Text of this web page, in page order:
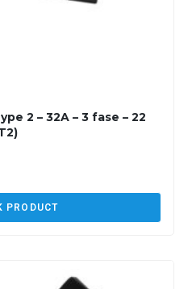
2 – 32A – 3 fase – 22
PRODUCT